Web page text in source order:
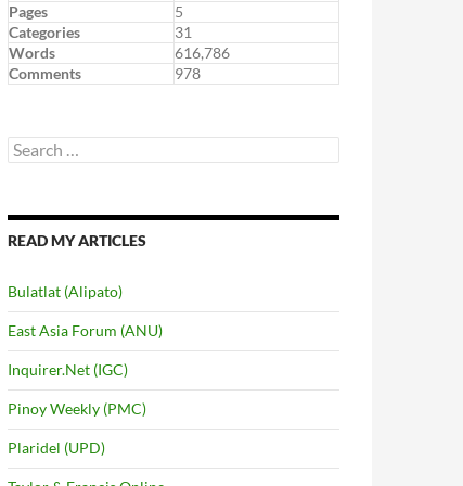
Pages
5
Categories
31
Words
616,786
Comments
978
Search
for:
READ MY ARTICLES
Bulatlat (Alipato)
East Asia Forum (ANU)
Inquirer.Net (IGC)
Pinoy Weekly (PMC)
Plaridel (UPD)